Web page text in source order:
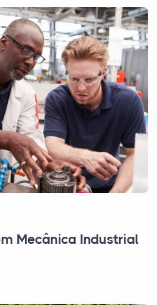
Mecânica Industrial